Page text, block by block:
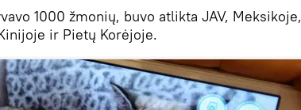
1000 žmonių, buvo atlikta JAV, Meksikoje,
ir Pietų Korėjoje.